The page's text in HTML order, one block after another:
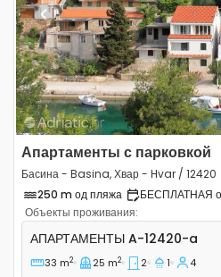
Previous
Апартаменты с парковкой
Басина - Basina, Хвар - Hvar / 12420
250 m од пляжа
БЕСПЛАТНАЯ
Объекты проживания:
Двухкомнатные
АПАРТАМЕНТЫ A-12420-a
33 m2 25 m2 2 1 4